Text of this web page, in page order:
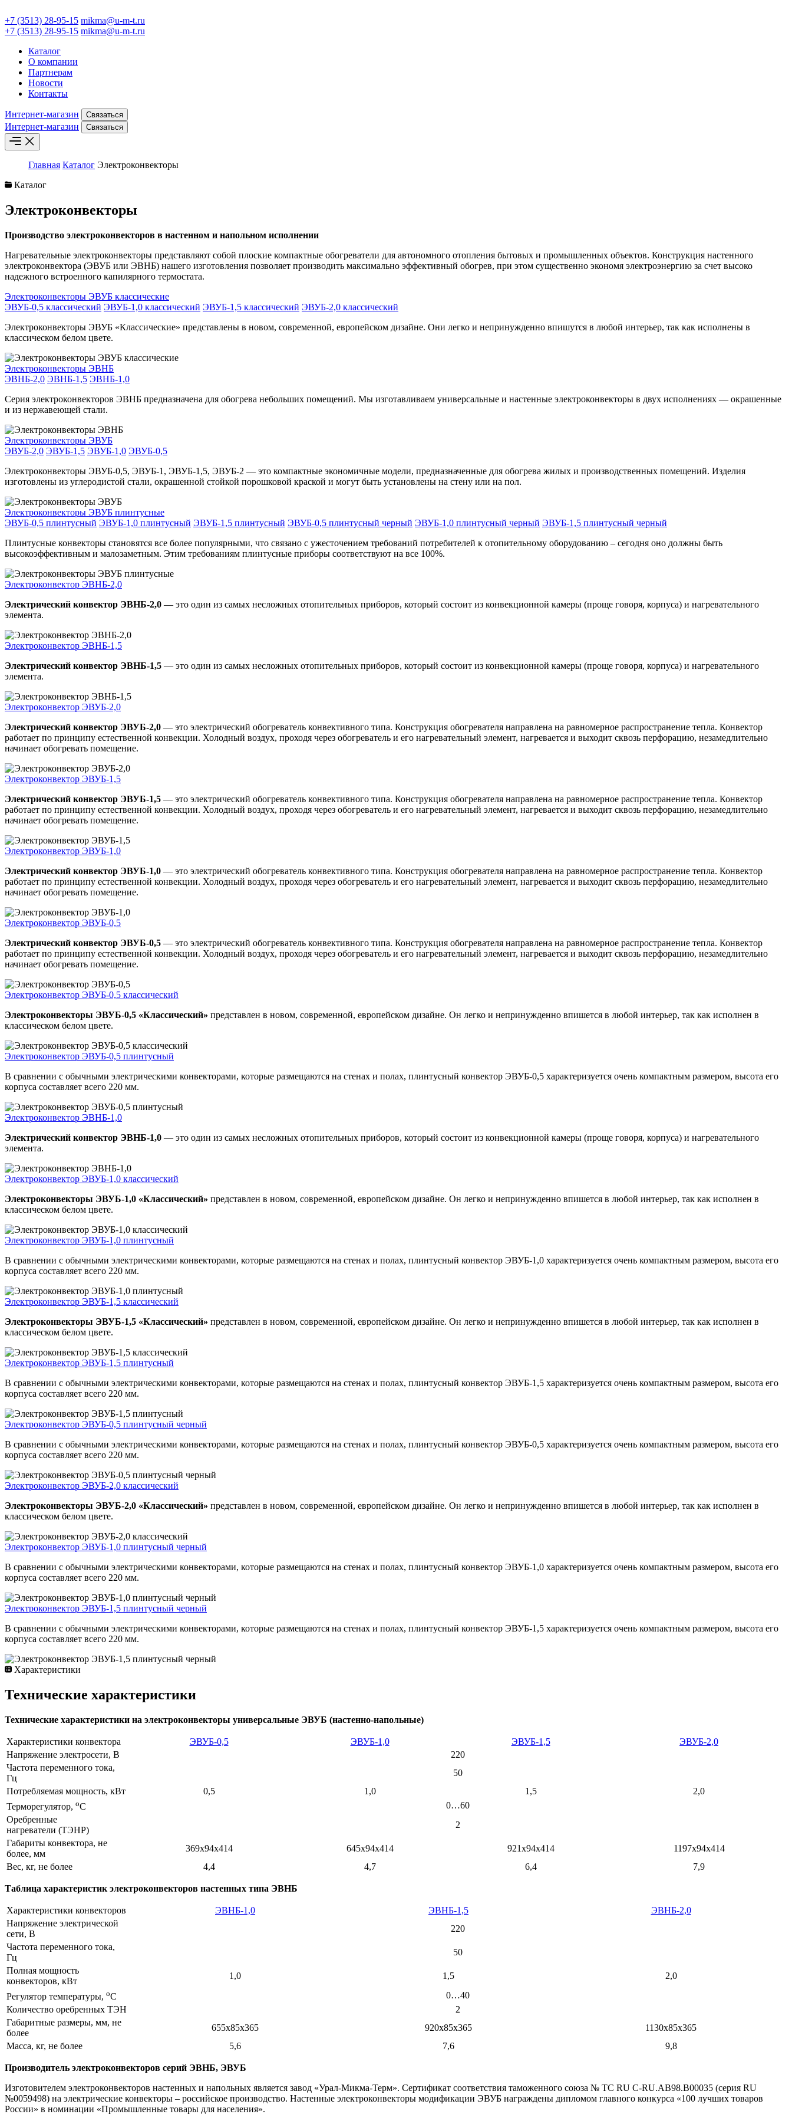
+7 (3513) 28-95-15 mikma@u-m-t.ru
+7 (3513) 28-95-15 mikma@u-m-t.ru
Каталог
О компании
Партнерам
Новости
Контакты
Интернет-магазин Связаться
Интернет-магазин Связаться
Главная Каталог Электроконвекторы
Каталог
Электроконвекторы
Производство электроконвекторов в настенном и напольном исполнении
Нагревательные электроконвекторы представляют собой плоские компактные обогреватели для автономного отопления бытовых и промышленных объектов. Конструкция настенного
электроконвектора (ЭВУБ или ЭВНБ) нашего изготовления позволяет производить максимально эффективный обогрев, при этом существенно экономя электроэнергию за счет высоко
надежного встроенного капилярного термостата.
Электроконвекторы ЭВУБ классические
ЭВУБ-0,5 классический ЭВУБ-1,0 классический ЭВУБ-1,5 классический ЭВУБ-2,0 классический
Электроконвекторы ЭВУБ «Классические» представлены в новом, современной, европейском дизайне. Они легко и непринужденно впишутся в любой интерьер, так как исполнены в
классическом белом цвете.
Электроконвекторы ЭВНБ
ЭВНБ-2,0 ЭВНБ-1,5 ЭВНБ-1,0
Серия электроконвекторов ЭВНБ предназначена для обогрева небольших помещений. Мы изготавливаем универсальные и настенные электроконвекторы в двух исполнениях — окрашенные
и из нержавеющей стали.
Электроконвекторы ЭВУБ
ЭВУБ-2,0 ЭВУБ-1,5 ЭВУБ-1,0 ЭВУБ-0,5
Электроконвекторы ЭВУБ-0,5, ЭВУБ-1, ЭВУБ-1,5, ЭВУБ-2 — это компактные экономичные модели, предназначенные для обогрева жилых и производственных помещений. Изделия
изготовлены из углеродистой стали, окрашенной стойкой порошковой краской и могут быть установлены на стену или на пол.
Электроконвекторы ЭВУБ плинтусные
ЭВУБ-0,5 плинтусный ЭВУБ-1,0 плинтусный ЭВУБ-1,5 плинтусный ЭВУБ-0,5 плинтусный черный ЭВУБ-1,0 плинтусный черный ЭВУБ-1,5 плинтусный черный
Плинтусные конвекторы становятся все более популярными, что связано с ужесточением требований потребителей к отопительному оборудованию – сегодня оно должны быть
высокоэффективным и малозаметным. Этим требованиям плинтусные приборы соответствуют на все 100%.
Электроконвектор ЭВНБ-2,0
Электрический конвектор ЭВНБ-2,0 — это один из самых несложных отопительных приборов, который состоит из конвекционной камеры (проще говоря, корпуса) и нагревательного
элемента.
Электроконвектор ЭВНБ-1,5
Электрический конвектор ЭВНБ-1,5 — это один из самых несложных отопительных приборов, который состоит из конвекционной камеры (проще говоря, корпуса) и нагревательного
элемента.
Электроконвектор ЭВУБ-2,0
Электрический конвектор ЭВУБ-2,0 — это электрический обогреватель конвективного типа. Конструкция обогревателя направлена на равномерное распространение тепла. Конвектор
работает по принципу естественной конвекции. Холодный воздух, проходя через обогреватель и его нагревательный элемент, нагревается и выходит сквозь перфорацию, незамедлительно
начинает обогревать помещение.
Электроконвектор ЭВУБ-1,5
Электрический конвектор ЭВУБ-1,5 — это электрический обогреватель конвективного типа. Конструкция обогревателя направлена на равномерное распространение тепла. Конвектор
работает по принципу естественной конвекции. Холодный воздух, проходя через обогреватель и его нагревательный элемент, нагревается и выходит сквозь перфорацию, незамедлительно
начинает обогревать помещение.
Электроконвектор ЭВУБ-1,0
Электрический конвектор ЭВУБ-1,0 — это электрический обогреватель конвективного типа. Конструкция обогревателя направлена на равномерное распространение тепла. Конвектор
работает по принципу естественной конвекции. Холодный воздух, проходя через обогреватель и его нагревательный элемент, нагревается и выходит сквозь перфорацию, незамедлительно
начинает обогревать помещение.
Электроконвектор ЭВУБ-0,5
Электрический конвектор ЭВУБ-0,5 — это электрический обогреватель конвективного типа. Конструкция обогревателя направлена на равномерное распространение тепла. Конвектор
работает по принципу естественной конвекции. Холодный воздух, проходя через обогреватель и его нагревательный элемент, нагревается и выходит сквозь перфорацию, незамедлительно
начинает обогревать помещение.
Электроконвектор ЭВУБ-0,5 классический
Электроконвекторы ЭВУБ-0,5 «Классический» представлен в новом, современной, европейском дизайне. Он легко и непринужденно впишется в любой интерьер, так как исполнен в
классическом белом цвете.
Электроконвектор ЭВУБ-0,5 плинтусный
В сравнении с обычными электрическими конвекторами, которые размещаются на стенах и полах, плинтусный конвектор ЭВУБ-0,5 характеризуется очень компактным размером, высота его
корпуса составляет всего 220 мм.
Электроконвектор ЭВНБ-1,0
Электрический конвектор ЭВНБ-1,0 — это один из самых несложных отопительных приборов, который состоит из конвекционной камеры (проще говоря, корпуса) и нагревательного
элемента.
Электроконвектор ЭВУБ-1,0 классический
Электроконвекторы ЭВУБ-1,0 «Классический» представлен в новом, современной, европейском дизайне. Он легко и непринужденно впишется в любой интерьер, так как исполнен в
классическом белом цвете.
Электроконвектор ЭВУБ-1,0 плинтусный
В сравнении с обычными электрическими конвекторами, которые размещаются на стенах и полах, плинтусный конвектор ЭВУБ-1,0 характеризуется очень компактным размером, высота его
корпуса составляет всего 220 мм.
Электроконвектор ЭВУБ-1,5 классический
Электроконвекторы ЭВУБ-1,5 «Классический» представлен в новом, современной, европейском дизайне. Он легко и непринужденно впишется в любой интерьер, так как исполнен в
классическом белом цвете.
Электроконвектор ЭВУБ-1,5 плинтусный
В сравнении с обычными электрическими конвекторами, которые размещаются на стенах и полах, плинтусный конвектор ЭВУБ-1,5 характеризуется очень компактным размером, высота его
корпуса составляет всего 220 мм.
Электроконвектор ЭВУБ-0,5 плинтусный черный
В сравнении с обычными электрическими конвекторами, которые размещаются на стенах и полах, плинтусный конвектор ЭВУБ-0,5 характеризуется очень компактным размером, высота его
корпуса составляет всего 220 мм.
Электроконвектор ЭВУБ-2,0 классический
Электроконвекторы ЭВУБ-2,0 «Классический» представлен в новом, современной, европейском дизайне. Он легко и непринужденно впишется в любой интерьер, так как исполнен в
классическом белом цвете.
Электроконвектор ЭВУБ-1,0 плинтусный черный
В сравнении с обычными электрическими конвекторами, которые размещаются на стенах и полах, плинтусный конвектор ЭВУБ-1,0 характеризуется очень компактным размером, высота его
корпуса составляет всего 220 мм.
Электроконвектор ЭВУБ-1,5 плинтусный черный
В сравнении с обычными электрическими конвекторами, которые размещаются на стенах и полах, плинтусный конвектор ЭВУБ-1,5 характеризуется очень компактным размером, высота его
корпуса составляет всего 220 мм.
Характеристики
Технические характеристики
Технические характеристики на электроконвекторы универсальные ЭВУБ (настенно-напольные)
Характеристики конвектора ЭВУБ-0,5 ЭВУБ-1,0 ЭВУБ-1,5
ЭВУБ-2,0
Напряжение электросети, В
220
Частота переменного тока,
Гц
50
Потребляемая мощность, кВт
0,5 1,0 1,5
2,0
Терморегулятор, оC
0…60
Оребренные
нагреватели (ТЭНР)
2
Габариты конвектора, не
более, мм
369х94х414 645х94х414 921х94х414
1197х94х414
Вес, кг, не более
4,4 4,7 6,4 7,9
Таблица характеристик электроконвекторов настенных типа ЭВНБ
Характеристики конвекторов ЭВНБ-1,0 ЭВНБ-1,5
ЭВНБ-2,0
Напряжение электрической
сети, В
220
Частота переменного тока,
Гц
50
Полная мощность
конвекторов, кВт
1,0 1,5 2,0
Регулятор температуры, оC
0…40
Количество оребренных ТЭН
2
Габаритные размеры, мм, не
более
655х85х365 920х85х365
1130х85х365
Масса, кг, не более
5,6 7,6 9,8
Производитель электроконвекторов серий ЭВНБ, ЭВУБ
Изготовителем электроконвекторов настенных и напольных является завод «Урал-Микма-Терм». Сертификат соответствия таможенного союза № ТС RU C-RU.AB98.B00035 (серия RU
№0059498) на электрические конвекторы – российское производство. Настенные электроконвекторы модификации ЭВУБ награждены дипломом главного конкурса «100 лучших товаров
России» в номинации «Промышленные товары для населения».